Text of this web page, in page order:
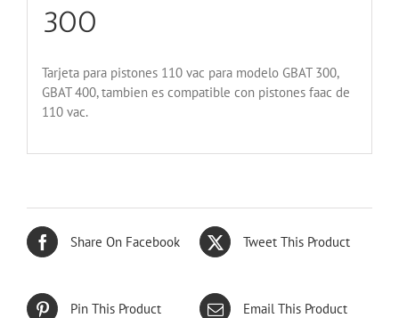
300
Tarjeta para pistones 110 vac para modelo GBAT 300,
GBAT 400, tambien es compatible con pistones faac de
110 vac.
Share On Facebook Tweet This Product
Pin This Product Email This Product